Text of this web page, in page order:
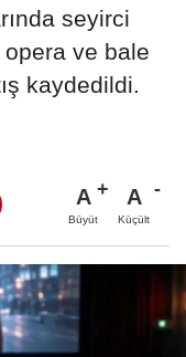
seyirci
opera ve bale
kaydedildi.
A
Büyüt
A
Küçült